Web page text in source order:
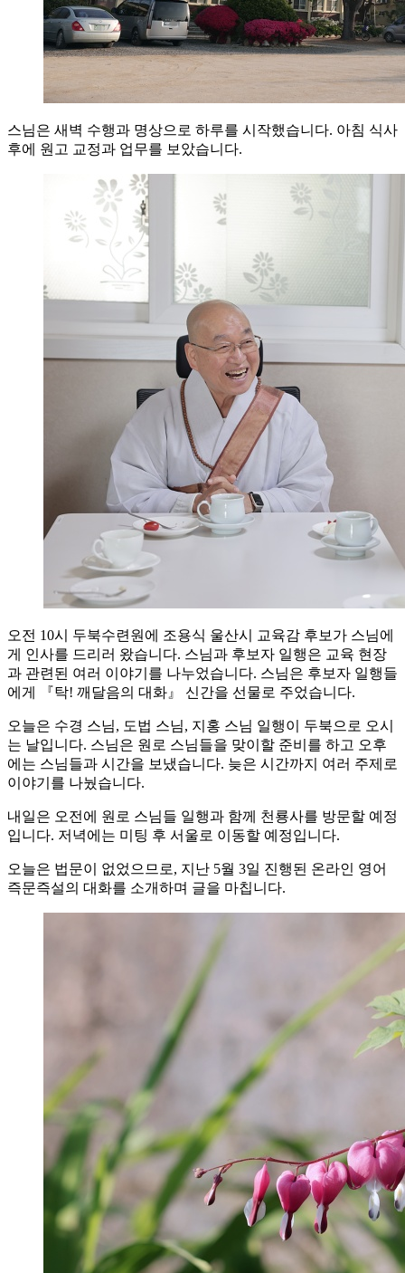
스님은 새벽 수행과 명상으로 하루를 시작했습니다. 아침 식사
후에 원고 교정과 업무를 보았습니다.
오전 10시 두북수련원에 조용식 울산시 교육감 후보가 스님에
게 인사를 드리러 왔습니다. 스님과 후보자 일행은 교육 현장
과 관련된 여러 이야기를 나누었습니다. 스님은 후보자 일행들
에게 『탁! 깨달음의 대화』 신간을 선물로 주었습니다.
오늘은 수경 스님, 도법 스님, 지홍 스님 일행이 두북으로 오시
는 날입니다. 스님은 원로 스님들을 맞이할 준비를 하고 오후
에는 스님들과 시간을 보냈습니다. 늦은 시간까지 여러 주제로
이야기를 나눴습니다.
내일은 오전에 원로 스님들 일행과 함께 천룡사를 방문할 예정
입니다. 저녁에는 미팅 후 서울로 이동할 예정입니다.
오늘은 법문이 없었으므로, 지난 5월 3일 진행된 온라인 영어
즉문즉설의 대화를 소개하며 글을 마칩니다.